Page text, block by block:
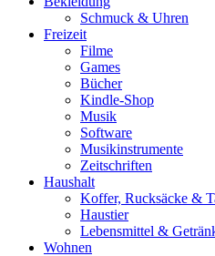
Schmuck & Uhren
Freizeit
Filme
Games
Bücher
Kindle-Shop
Musik
Software
Musikinstrumente
Zeitschriften
Haushalt
Koffer, Rucksäcke &
Haustier
Lebensmittel &
Wohnen